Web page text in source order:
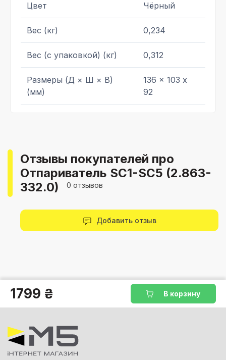
Цвет Чёрный
Вес (кг) 0,234
Вес (с упаковкой) (кг) 0,312
Размеры (Д × Ш × В)
(мм)
136 x 103 x
92
Отзывы покупателей про
Отпариватель SC1-SC5 (2.863-
332.0)
0 отзывов
Добавить отзыв
1799 ₴ В корзину